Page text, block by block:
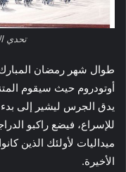
تحدي
طوال شهر رمضان
أوتودروم حيث سيقوم
يدق الجرس ليشير إلى بدء
للإسراع، فيضع راكبو
ميداليات لأولئك الذين
الأخيرة.